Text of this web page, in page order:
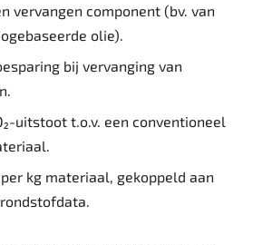
vervangen component (bv. van
olie).
bij vervanging van
uitstoot t.o.v. een ­conventioneel
kg materiaal, gekoppeld aan